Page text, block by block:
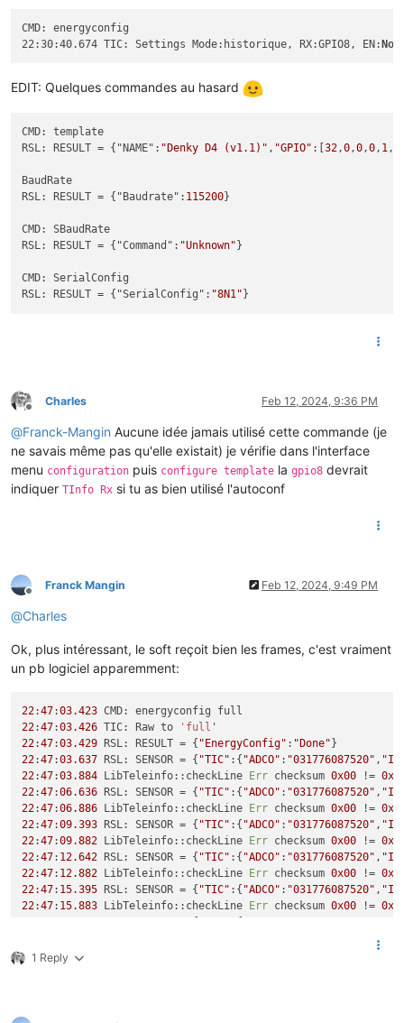
CMD: energyconfig
22:30:40.674 TIC: Settings Mode:historique, RX:GPIO8, EN:
EDIT: Quelques commandes au hasard
CMD: template
RSL: RESULT = {"NAME": "Denky D4 (v1.1)" , "GPIO" :[32,0,0,0, 1,
BaudRate
RSL: RESULT = {"Baudrate": 115200}
CMD: SBaudRate
RSL: RESULT = {"Command": "Unknown" }
CMD: SerialConfig
RSL: RESULT = {"SerialConfig": "8N1"
Offline
Charles Feb 12, 2024, 9:36 PM
@Franck-Mangin Aucune idée jamais utilisé cette commande (je
ne savais même pas qu'elle existait) je vérifie dans l'interface
menu configuration puis configure template la gpio8 devrait
indiquer TInfo Rx si tu as bien utilisé l'autoconf
Offline
Franck Mangin Feb 12, 2024, 9:49 PM
@Charles
Ok, plus intéressant, le soft reçoit bien les frames, c'est vraiment
un pb logiciel apparemment:
22:47:03.423
22:47:03.426 TIC: Raw to 'full
22:47:03.429 RSL: RESULT = { "EnergyConfig" : "Done"
22:47:03.637 RSL: SENSOR = { "TIC" :{ "ADCO" : "031776087520" ,
22:47:03.884 LibTeleinfo::checkLine Err checksum 0x00 !=
22:47:06.636 RSL: SENSOR = { "TIC" :{ "ADCO" : "031776087520" ,
22:47:06.886 LibTeleinfo::checkLine Err checksum 0x00 !=
22:47:09.393 RSL: SENSOR = { "TIC" :{ "ADCO" : "031776087520" ,
22:47:09.882 LibTeleinfo::checkLine Err checksum 0x00 !=
22:47: 12.642 RSL: SENSOR = { "TIC" :{ "ADCO" : "031776087520" ,
22:47: 12.882 LibTeleinfo::checkLine Err checksum 0x00 !=
22:47: 15.395 RSL: SENSOR = { "TIC" :{ "ADCO" : "031776087520" ,
22:47: 15.883 LibTeleinfo::checkLine Err checksum 0x00 !=
RSL: SENSOR = { :{
1 Reply